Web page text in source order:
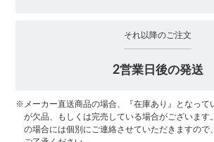
それ以降のご注文
2営業日後の発送
※ メーカー直送商品の場合、『在庫あり』となって
が欠品、もしくは完売している場合がございます
の場合には個別にご連絡させていただきますので